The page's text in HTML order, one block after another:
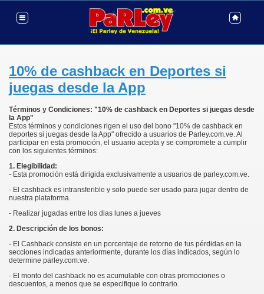
10% de cashback en Deportes si
juegas desde la App
Términos y Condiciones: "10% de cashback en Deportes si juegas desde
la App"
Estos términos y condiciones rigen el uso del bono "10% de cashback en
deportes si juegas desde la App" ofrecido a usuarios de Parley.com.ve. Al
participar en esta promoción, el usuario acepta y se compromete a cumplir
con los siguientes términos:
1. Elegibilidad:
- Esta promoción está dirigida exclusivamente a usuarios de parley.com.ve.
- El cashback es intransferible y solo puede ser usado para jugar dentro de
nuestra plataforma.
- Realizar jugadas entre los dias lunes a jueves
2. Descripción de los bonos:
- El Cashback consiste en un porcentaje de retorno de tus pérdidas en la
secciones indicadas anteriormente, durante los días indicados, según lo
determine parley.com.ve.
- El monto del cashback no es acumulable con otras promociones o
descuentos, a menos que se especifique lo contrario.